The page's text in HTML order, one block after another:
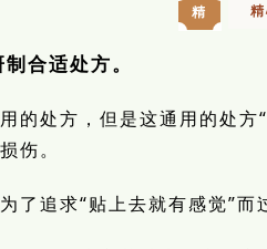
精
合适处方。
的处方，但是这通用的处
伤。
了追求“贴上去就有感觉”而